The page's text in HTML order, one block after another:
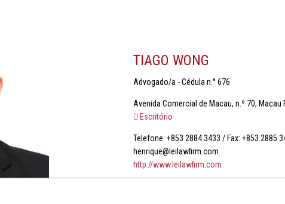
TIAGO WONG
Advogado/a - Cédula n.° 676
Avenida Comercial de Macau, n.º 70, Macau
Escritório
Telefone: +853 2884 3433 / Fax: +853 2885
henrique@leilawfirm.com
http://www.leilawfirm.com